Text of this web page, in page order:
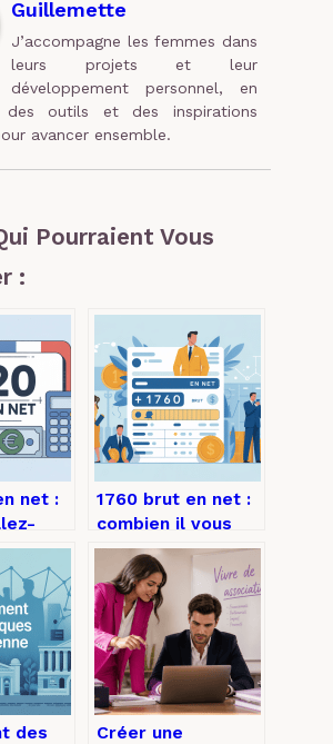
Guillemette
J’accompagne les femmes dans
leurs projets et leur
développement personnel, en
des outils et des inspirations
avancer ensemble.
Pourraient Vous
:
net :
1760 brut en net :
combien il vous
reste réellement
sur votre salaire
des
Créer une